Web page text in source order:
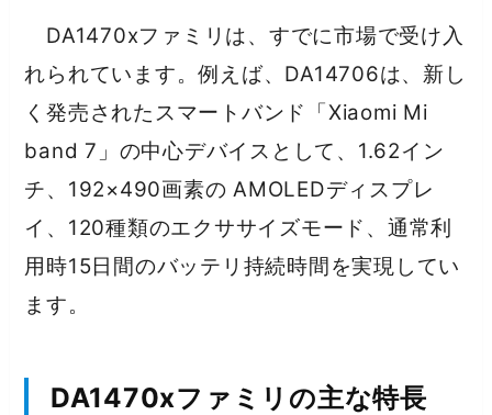
DA1470xファミリは、すでに市場で受け入
れられています。例えば、DA14706は、新し
く発売されたスマートバンド「Xiaomi Mi
band 7」の中心デバイスとして、1.62イン
チ、192×490画素の AMOLEDディスプレ
イ、120種類のエクササイズモード、通常利
用時15日間のバッテリ持続時間を実現してい
ます。
DA1470xファミリの主な特長